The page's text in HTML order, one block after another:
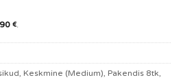
€
Keskmine (Medium) Pakendis 8tk